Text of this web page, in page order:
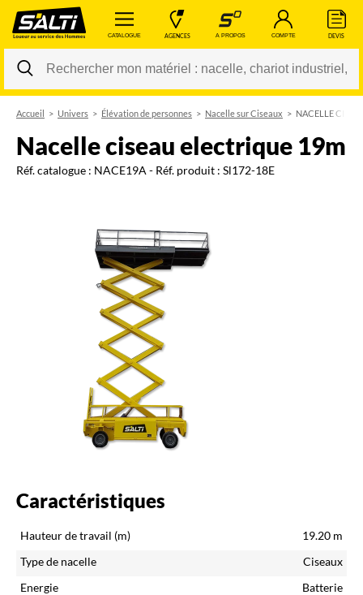
CATALOGUE AGENCES A PROPOS COMPTE DEVIS
Changer
Accueil Univers Élévation de personnes Nacelle sur Ciseaux NACELLE
nacelle ciseau electrique 19m
Réf. catalogue : NACE19A - Réf. produit : Sl172-18E
Caractéristiques
Hauteur de travail (m) 19.20 m
Type de nacelle
Ciseaux
Energie
Batterie